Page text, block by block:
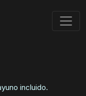
incluido.